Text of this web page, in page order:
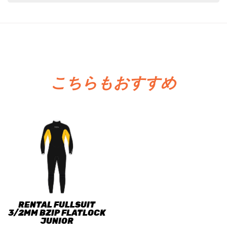
こちらもおすすめ
RENTAL FULLSUIT
3/2MM BZIP FLATLOCK
JUNIOR